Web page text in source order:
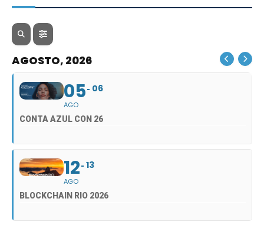
AGOSTO, 2026
05
AGO
06
CONTA AZUL CON 26
12
AGO
13
BLOCKCHAIN RIO 2026